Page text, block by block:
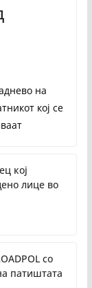
на
кој се
кој
лице во
со
патиштата